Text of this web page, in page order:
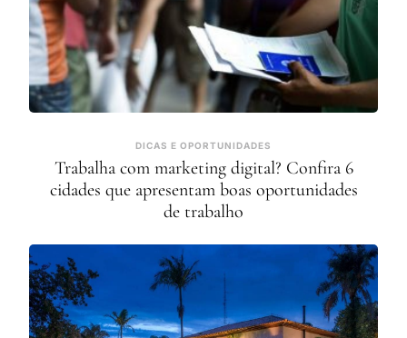
DICAS E OPORTUNIDADES
Trabalha com marketing digital? Confira 6
cidades que apresentam boas oportunidades
de trabalho